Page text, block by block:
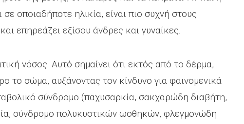
οποιαδήποτε ηλικία, είναι πιο συχνή στους
επηρεάζει εξίσου άνδρες και γυναίκες.
νόσος. Αυτό σημαίνει ότι εκτός από το δέρμα,
το σώμα, αυξάνοντας τον κίνδυνο για φαινομενικά
σύνδρομο (παχυσαρκία, σακχαρώδη διαβήτη,
σύνδρομο πολυκυστικών ωοθηκών, φλεγμονώδη